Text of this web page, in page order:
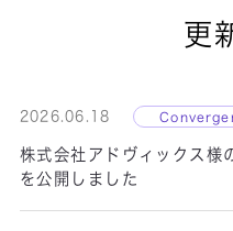
SmartSESAME xIDiA
SmartSESAME
シングルサインオ
ン
更
2026.06.18
株式会社アドヴィックス
を公開しました